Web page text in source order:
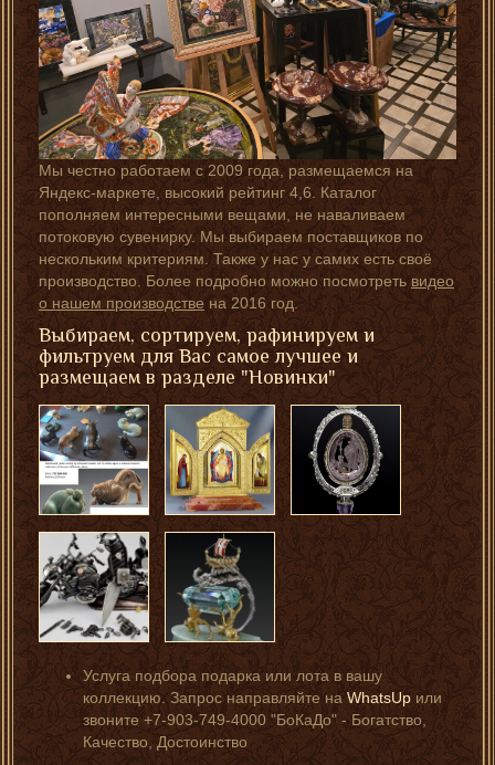
Мы честно работаем с 2009 года, размещаемся на
Яндекс-маркете, высокий рейтинг 4,6. Каталог
пополняем интересными вещами, не наваливаем
потоковую сувенирку. Мы выбираем поставщиков по
нескольким критериям. Также у нас у самих есть своё
производство. Более подробно можно посмотретьвидео
о нашем производствена 2016 год.
Выбираем, сортируем, рафинируем и
фильтруем для Вас самое лучшее и
размещаем в разделе "Новинки"
Услуга подбора подарка или лота в вашу
коллекцию. Запрос направляйте наWhatsUpили
звоните +7-903-749-4000 "БоКаДо" - Богатство,
Качество, Достоинство